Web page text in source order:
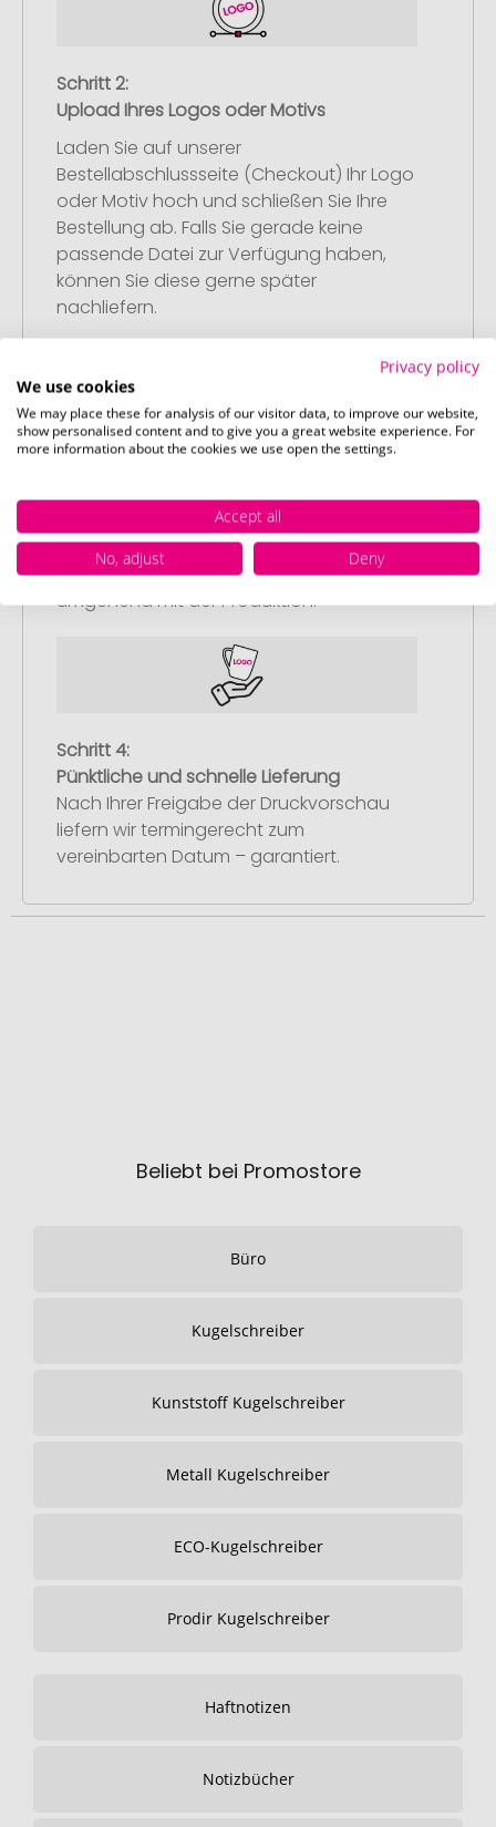
Schritt 2:
Upload Ihres Logos oder Motivs
Laden Sie auf unserer
Bestellabschlussseite (Checkout) Ihr Logo
oder Motiv hoch und schließen Sie Ihre
Bestellung ab. Falls Sie gerade keine
passende Datei zur Verfügung haben,
können Sie diese gerne später
nachliefern.
Schritt 3:
Sie erhalten von uns eine kostenlose
Druckvorschau mit Ihrem Design. Sobald
Sie diese freigeben, starten wir
umgehend mit der Produktion.
Schritt 4:
Pünktliche und schnelle Lieferung
Nach Ihrer Freigabe der Druckvorschau
liefern wir termingerecht zum
vereinbarten Datum – garantiert.
Beliebt bei Promostore
Büro
Kugelschreiber
Kunststoff Kugelschreiber
Metall Kugelschreiber
ECO-Kugelschreiber
Prodir Kugelschreiber
Haftnotizen
Notizbücher
Privacy policy
We use cookies
We may place these for analysis of our visitor data, to improve our website,
show personalised content and to give you a great website experience. For
more information about the cookies we use open the settings.
Accept all
No, adjust
Deny